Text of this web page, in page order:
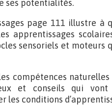
ses potentialités.
page 111 illustre à
apprentissages
sensoriels et moteurs
compétences
et conseils qui
les conditions